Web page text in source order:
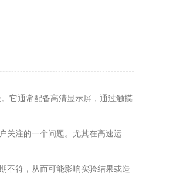
它通常配备高清显示屏，通过触摸
关注的一个问题。尤其在高速运
不符，从而可能影响实验结果或造